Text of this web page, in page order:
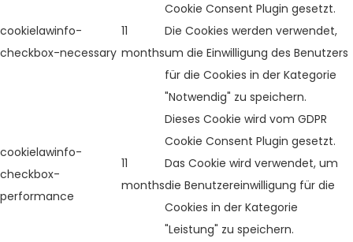
cookielawinfo-
checkbox-necessary
11
months
Cookie Consent Plugin gesetzt.
Die Cookies werden verwendet,
um die Einwilligung des Benutzers
für die Cookies in der Kategorie
"Notwendig" zu speichern.
cookielawinfo-
checkbox-
performance
11
months
Dieses Cookie wird vom GDPR
Cookie Consent Plugin gesetzt.
Das Cookie wird verwendet, um
die Benutzereinwilligung für die
Cookies in der Kategorie
"Leistung" zu speichern.